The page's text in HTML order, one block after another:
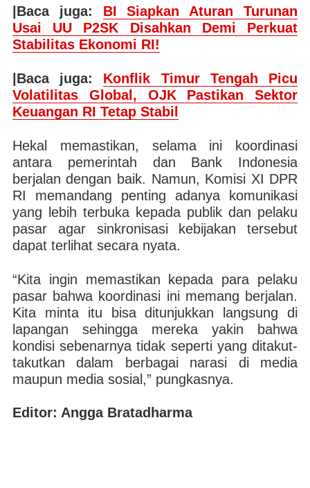
|Baca juga: BI Siapkan Aturan Turunan
Usai UU P2SK Disahkan Demi Perkuat
Stabilitas Ekonomi RI!
|Baca juga: Konflik Timur Tengah Picu
Volatilitas Global, OJK Pastikan Sektor
Keuangan RI Tetap Stabil
Hekal memastikan, selama ini koordinasi
antara pemerintah dan Bank Indonesia
berjalan dengan baik. Namun, Komisi XI DPR
RI memandang penting adanya komunikasi
yang lebih terbuka kepada publik dan pelaku
pasar agar sinkronisasi kebijakan tersebut
dapat terlihat secara nyata.
“Kita ingin memastikan kepada para pelaku
pasar bahwa koordinasi ini memang berjalan.
Kita minta itu bisa ditunjukkan langsung di
lapangan sehingga mereka yakin bahwa
kondisi sebenarnya tidak seperti yang ditakut-
takutkan dalam berbagai narasi di media
maupun media sosial,” pungkasnya.
Editor: Angga Bratadharma